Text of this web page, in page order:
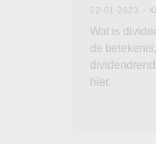
22-01-2023 –
Wat is
de
hier.